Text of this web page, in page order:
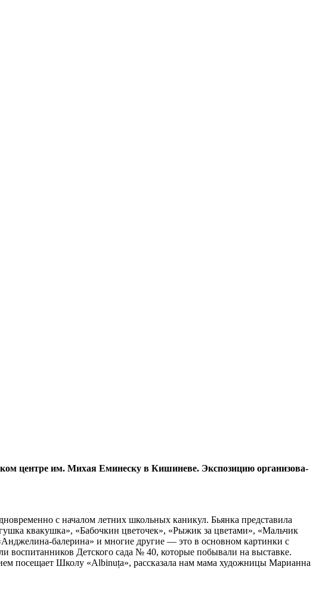
цент­ре им. Михая Еминеску в Киши­неве. Экспозицию организова­
с началом лет­них школьных каникул. Бьян­ка представила
квакушка», «Бабоч­кин цветочек», «Рыжик за цве­тами», «Мальчик
балерина» и многие другие — это в основ­ном картинки с
Детского сада № 40, которые побывали на выставке.
посещает Школу «Albinuța», рассказала нам мама художницы Марианна